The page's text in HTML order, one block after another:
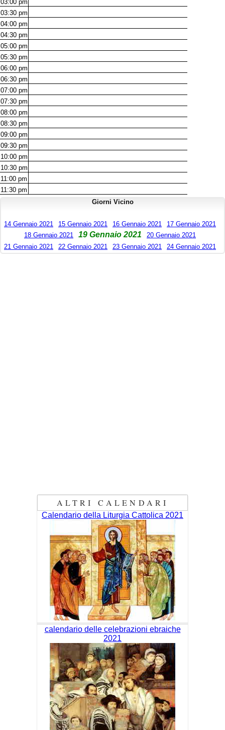
03:00 pm
03:30 pm
04:00 pm
04:30 pm
05:00 pm
05:30 pm
06:00 pm
06:30 pm
07:00 pm
07:30 pm
08:00 pm
08:30 pm
09:00 pm
09:30 pm
10:00 pm
10:30 pm
11:00 pm
11:30 pm
Giorni Vicino
14 Gennaio 2021 15 Gennaio 2021 16 Gennaio 2021
17 Gennaio 2021
18 Gennaio 2021
19 Gennaio 2021
20 Gennaio 2021
21 Gennaio 2021
22 Gennaio 2021 23 Gennaio 2021 24 Gennaio 2021
ALTRI CALENDARI
Calendario della Liturgia Cattolica 2021
calendario delle celebrazioni ebraiche
2021